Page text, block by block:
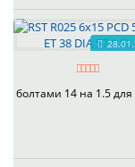
болтами 14 на 1.5